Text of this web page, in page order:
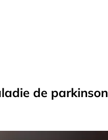
de parkinson